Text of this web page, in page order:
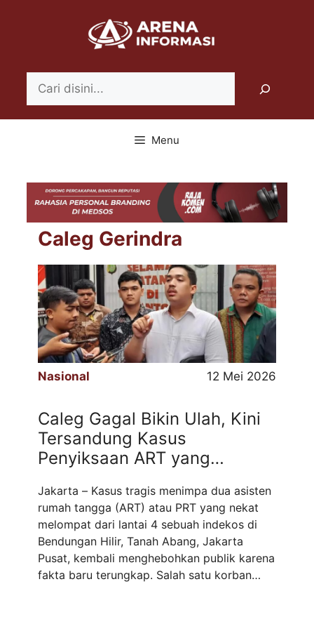
Menu
Caleg Gerindra
Nasional 12 Mei 2026
Caleg Gagal Bikin Ulah, Kini
Tersandung Kasus
Penyiksaan ART yang
Jakarta – Kasus tragis menimpa dua asisten
rumah tangga (ART) atau PRT yang nekat
melompat dari lantai 4 sebuah indekos di
Bendungan Hilir, Tanah Abang, Jakarta
Pusat, kembali menghebohkan publik karena
fakta baru terungkap. Salah satu korban